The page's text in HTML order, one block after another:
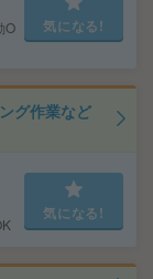
O
気になる!
グ作業など
気になる!